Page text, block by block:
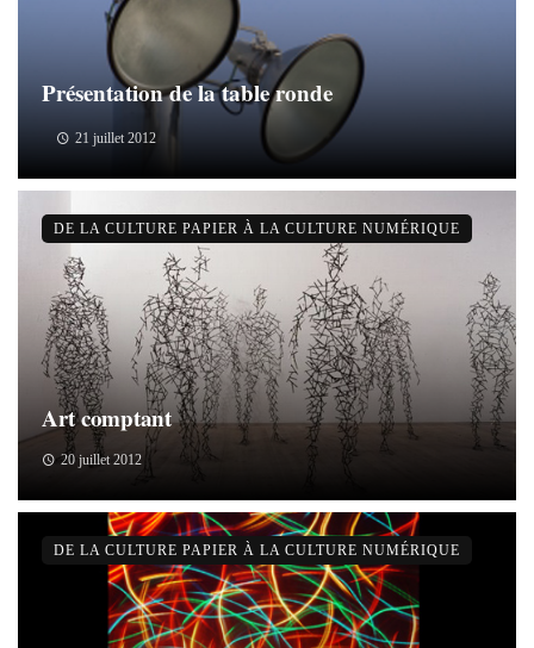
Présentation de la table ronde
21 juillet 2012
Art comptant
20 juillet 2012
DE LA CULTURE PAPIER À LA CULTURE NUMÉRIQUE
DE LA CULTURE PAPIER À LA CULTURE NUMÉRIQUE